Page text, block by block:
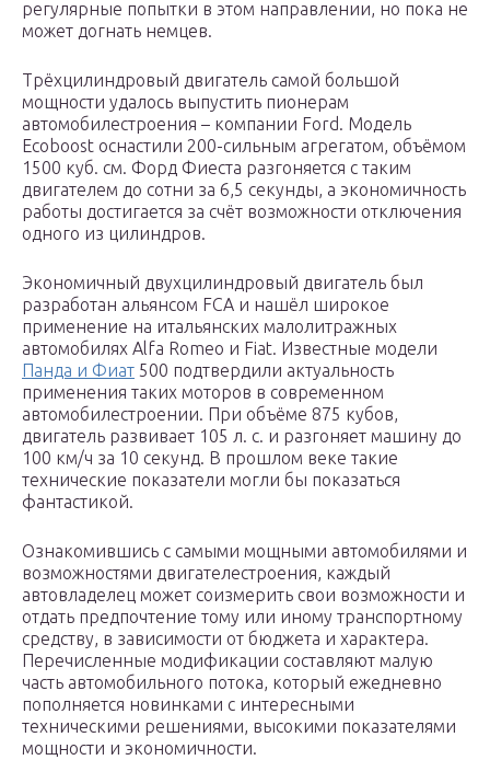
регулярные попытки в этом направлении, но пока не
может догнать немцев.
Трёхцилиндровый двигатель самой большой
мощности удалось выпустить пионерам
автомобилестроения – компании Ford. Модель
Ecoboost оснастили 200-сильным агрегатом, объёмом
1500 куб. см. Форд Фиеста разгоняется с таким
двигателем до сотни за 6,5 секунды, а экономичность
работы достигается за счёт возможности отключения
одного из цилиндров.
Экономичный двухцилиндровый двигатель был
разработан альянсом FCA и нашёл широкое
применение на итальянских малолитражных
автомобилях Alfa Romeo и Fiat. Известные модели
Панда и Фиат 500 подтвердили актуальность
применения таких моторов в современном
автомобилестроении. При объёме 875 кубов,
двигатель развивает 105 л. с. и разгоняет машину до
100 км/ч за 10 секунд. В прошлом веке такие
технические показатели могли бы показаться
фантастикой.
Ознакомившись с самыми мощными автомобилями и
возможностями двигателестроения, каждый
автовладелец может соизмерить свои возможности и
отдать предпочтение тому или иному транспортному
средству, в зависимости от бюджета и характера.
Перечисленные модификации составляют малую
часть автомобильного потока, который ежедневно
пополняется новинками с интересными
техническими решениями, высокими показателями
мощности и экономичности.